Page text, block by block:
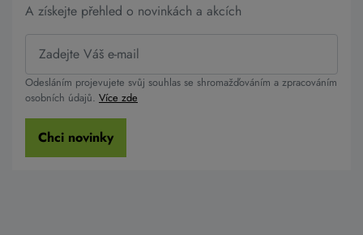
A získejte přehled o novinkách a akcích
Odesláním projevujete svůj souhlas se shromažďováním a zpracováním
osobních údajů. Více zde
Chci novinky